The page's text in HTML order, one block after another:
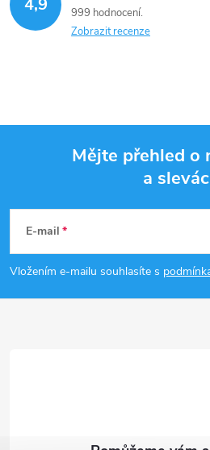
p
k
ý
p
i
s
á
n
4,9
999 hodnocení
Zobrazit recenze
p
Mějte přehled o
a
E-mail
Vložením e-mailu souhlasíte s